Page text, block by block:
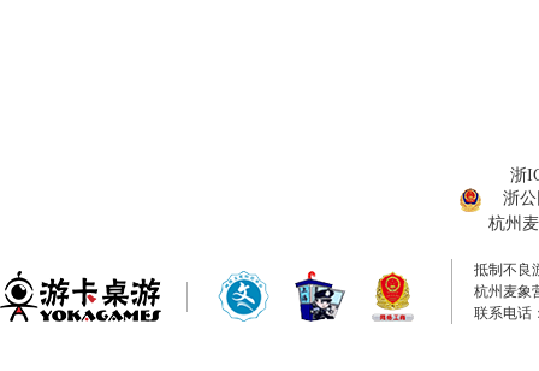
浙
浙公
杭州
抵制不良
杭州麦象
联系电话